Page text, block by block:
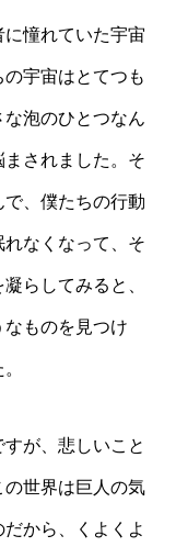
憧れていた宇宙
宇宙はとてつも
泡のひとつなん
されました。そ
、僕たちの行動
なくなって、そ
らしてみると、
ものを見つけ
が、悲しいこと
世界は巨人の気
から、くよくよ